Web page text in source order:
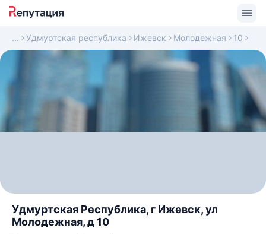
Удмуртская республика Ижевск Молодежная 10
Удмуртская Республика, г Ижевск, ул
Молодежная, д 10